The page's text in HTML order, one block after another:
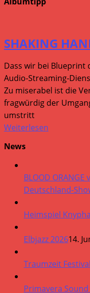
SHAKING
Dass wir bei Blueprint
Audio-Streaming-
Zu miserabel ist die
fragwürdig der
umstritt
Weiterlesen
News
BLOOD
Deutschland-
Heimspiel
Elbjazz 202614.
Traumzeit
Primavera